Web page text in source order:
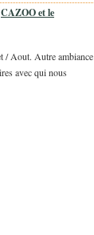
CAZOO et le
/ Aout. Autre ambiance
avec qui nous